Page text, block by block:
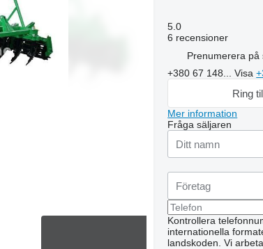
5.0
6 recensioner
Prenumerera på
+380 67 148...Visa
Ring
Mer information
Fråga säljaren
Kontrollera
internationella
landskoden. Vi